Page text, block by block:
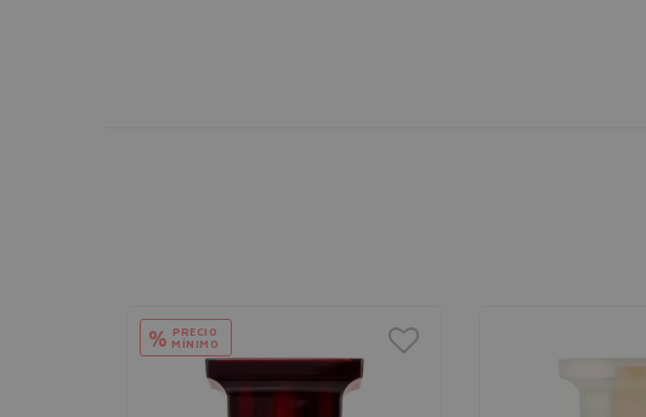
% PRECIO
MÍNIMO